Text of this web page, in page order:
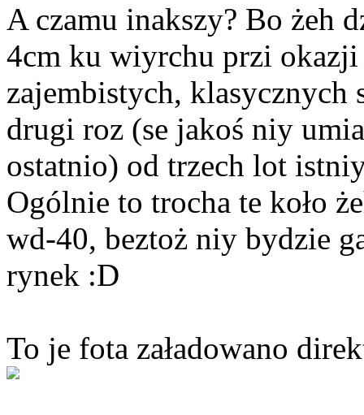
A czamu inakszy? Bo żeh
4cm ku wiyrchu przi
zajembistych, klasycznych
drugi roz (se jakoś niy
ostatnio) od trzech lot
Ogólnie to trocha te koło
wd-40, beztoż niy bydzie
rynek :D
To je fota załadowano